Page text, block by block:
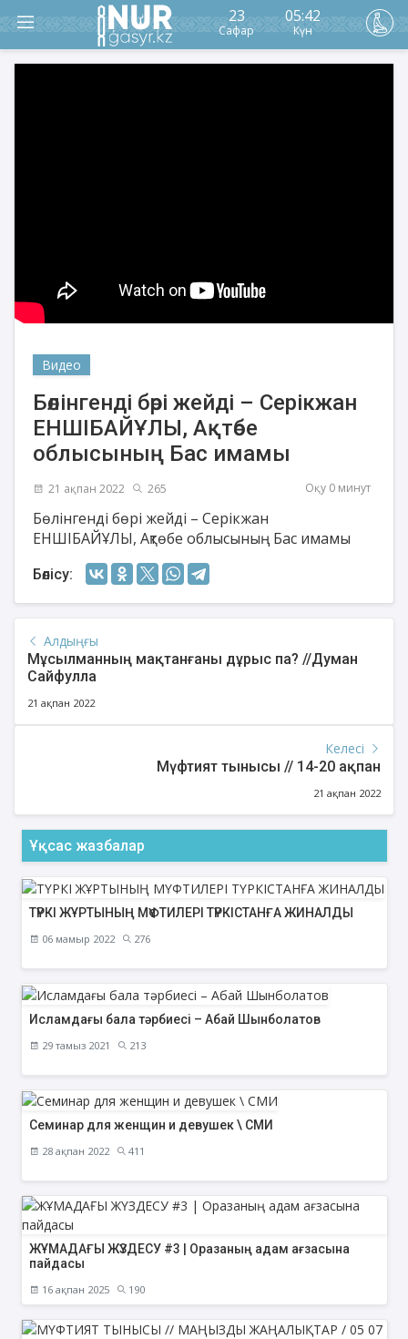
23
Сафар
05:42
Күн
Видео
Бөлінгенді бөрі жейді – Серікжан
ЕНШІБАЙҰЛЫ, Ақтөбе
облысының Бас имамы
21 ақпан 2022 265 Оқу 0 минут
Бөлінгенді бөрі жейді – Серікжан
ЕНШІБАЙҰЛЫ, Ақтөбе облысының Бас имамы
Бөлісу:
Алдыңғы
Мұсылманның мақтанғаны дұрыс па? //Думан
Сайфулла
21 ақпан 2022
Келесі
Мүфтият тынысы // 14-20 ақпан
21 ақпан 2022
Ұқсас жазбалар
ТҮРКІ ЖҰРТЫНЫҢ МҮФТИЛЕРІ ТҮРКІСТАНҒА ЖИНАЛДЫ
06 мамыр 2022 276
Исламдағы бала тәрбиесі – Абай Шынболатов
29 тамыз 2021 213
Семинар для женщин и девушек \ СМИ
28 ақпан 2022 411
ЖҰМАДАҒЫ ЖҮЗДЕСУ #3 | Оразаның адам ағзасына
пайдасы
16 ақпан 2025 190